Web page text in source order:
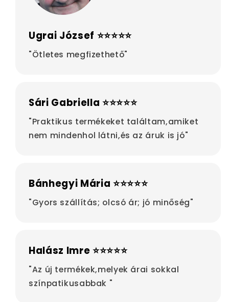
Ugrai József ⭐⭐⭐⭐⭐
"Ötletes megfizethető"
Sári Gabriella ⭐⭐⭐⭐⭐
"Praktikus termékeket találtam,amiket
nem mindenhol látni,és az áruk is jó"
Bánhegyi Mária ⭐⭐⭐⭐⭐
"Gyors szállítás; olcsó ár; jó minőség"
Halász Imre ⭐⭐⭐⭐⭐
"Az új termékek,melyek árai sokkal
színpatikusabbak "